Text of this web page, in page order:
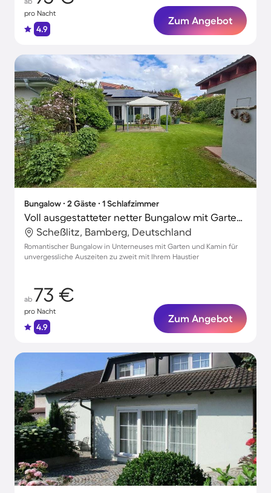
pro Nacht
4.9
Zum Angebot
Bungalow ∙ 2 Gäste ∙ 1 Schlafzimmer
Voll ausgestatteter netter Bungalow mit Garten und Grill | Naturblick | Haustiere erlaubt
Scheßlitz, Bamberg, Deutschland
Romantischer Bungalow in Unterneuses mit Garten und Kamin für
unvergessliche Auszeiten zu zweit mit Ihrem Haustier
ab 73 €
pro Nacht
4.9
Zum Angebot